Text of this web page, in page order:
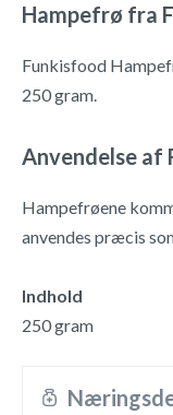
Hampefrø fra
Funkisfood
250 gram.
Anvendelse af
Hampefrøene
anvendes præcis
Indhold
250 gram